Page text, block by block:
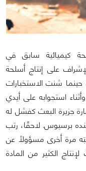
كيميائية سابق في
على إنتاج أسلحة
على جزيرة البعث حتى عام 1968، حينما شنت الاستخبارات
استجوابه على أيدي
جزيرة البعث كفشل له
برسيوس. لاحقًا، رتب
مرة أخرى مسؤولاً عن
الكثير من المادة